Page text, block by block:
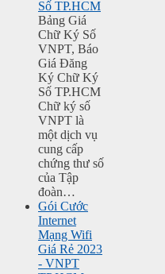
Số TP.HCM
Bảng Giá
Chữ Ký Số
VNPT, Báo
Giá Đăng
Ký Chữ Ký
Số TP.HCM
Chữ ký số
VNPT là
một dịch vụ
cung cấp
chứng thư số
của Tập
đoàn…
Gói Cước
Internet
Mạng Wifi
Giá Rẻ 2023
- VNPT